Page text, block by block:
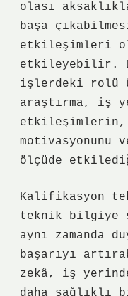
olası
başa
etkileşimleri
etkileyebilir.
işlerdeki rolü
araştırma, iş
etkileşimlerin,
motivasyonunu
ölçüde
Kalifikasyon
teknik bilgiye
aynı zamanda
başarıyı
zekâ, iş
daha sağlıklı